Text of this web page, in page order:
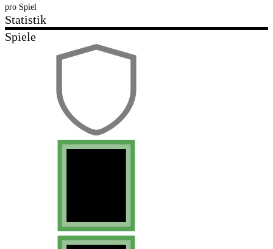
pro Spiel
Statistik
Spiele